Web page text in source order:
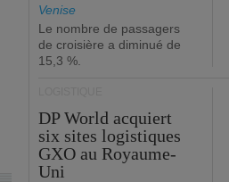
Venise
Le nombre de passagers
de croisière a diminué de
15,3 %.
DP World acquiert
six sites logistiques
GXO au Royaume-
Uni